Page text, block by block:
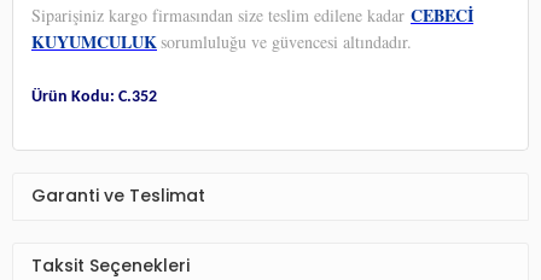
Siparişiniz kargo firmasından size teslim edilene kadar CEBECİ
KUYUMCULUKsorumluluğu ve güvencesi altındadır.
Ürün Kodu: C.352
Garanti ve Teslimat
Taksit Seçenekleri